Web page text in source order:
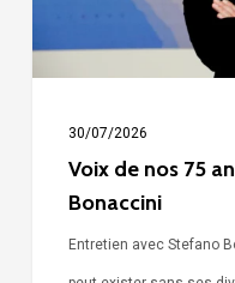
Stefano
Bonaccini
30/07/2026
Voix de nos 75
Bonaccini
Entretien avec Stefano